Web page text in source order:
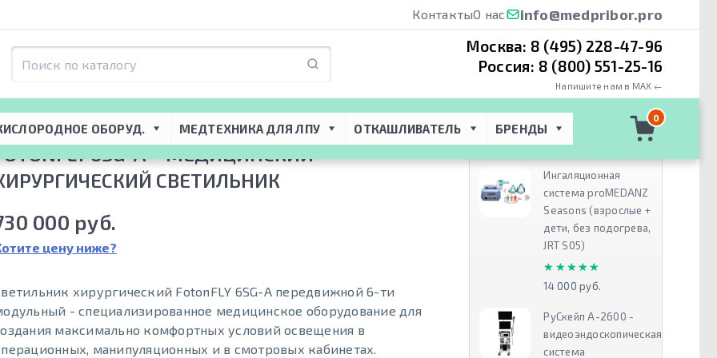
КонтактыО нас info@medpribor.pro
Москва: 8 (495) 228-47-96
Россия: 8 (800) 551-25-16
Напишите нам в MAX ←
ОБОРУД. МЕДТЕХНИКА ДЛЯ ЛПУ ОТКАШЛИВАТЕЛЬ БРЕНДЫ
0
6SG-А – МЕДИЦИНСКИЙ
СВЕТИЛЬНИК
000 руб.
цену ниже?
хирургический FotonFLY 6SG-A передвижной 6-ти
- специализированное медицинское оборудование для
максимально комфортных условий освещения в
манипуляционных и в смотровых кабинетах.
Рекомендуем
Ингаляционная
система proMEDANZ
Seasons (взрослые +
дети, без подогрева,
JRT S05)
★★★★★
★★★★★
14 000 руб.
РуСкейп А-2600 -
видеоэндоскопическая
система